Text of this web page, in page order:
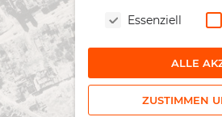
Essenziell
ALLE
ZUSTIMMEN